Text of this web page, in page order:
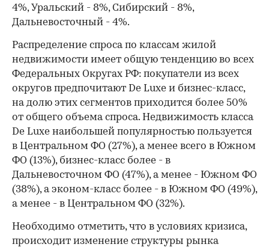
4%, Уральский - 8%, Сибирский - 8%,
Дальневосточный - 4%.
Распределение спроса по классам жилой
недвижимости имеет общую тенденцию во всех
Федеральных Округах РФ: покупатели из всех
округов предпочитают De Luxe и бизнес-класс,
на долю этих сегментов приходится более 50%
от общего объема спроса. Недвижимость класса
De Luxe наибольшей популярностью пользуется
в Центральном ФО (27%), а менее всего в Южном
ФО (13%), бизнес-класс более - в
Дальневосточном ФО (47%), а менее - Южном ФО
(38%), а эконом-класс более - в Южном ФО (49%),
а менее - в Центральном ФО (32%).
Необходимо отметить, что в условиях кризиса,
происходит изменение структуры рынка